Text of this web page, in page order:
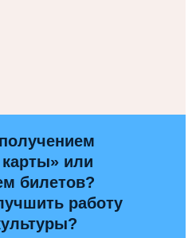
или
билетов?
работу